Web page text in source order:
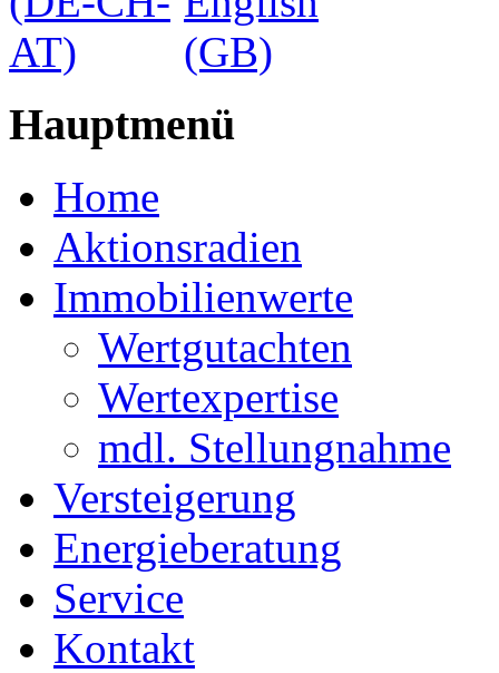
Hauptmenü
Home
Aktionsradien
Immobilienwerte
Wertgutachten
Wertexpertise
mdl. Stellungnahme
Versteigerung
Energieberatung
Service
Kontakt